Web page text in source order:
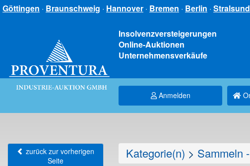
Göttingen · Braunschweig · Hannover · Bremen · Berlin · Stralsund
Insolvenzversteigerungen
Online-Auktionen
Unternehmensverkäufe
Anmelden
zurück zur vorherigen
Seite
Kategorie(n) > Sammeln